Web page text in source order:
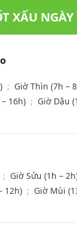
XẤU
; Giờ Thìn (7h –
16h) ; Giờ Dậu
; Giờ Sửu (1h –
12h) ; Giờ Mùi